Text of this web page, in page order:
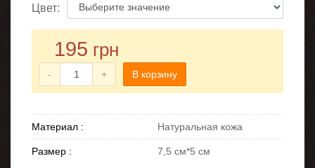
Цвет:
195 грн
- + В корзину
Материал : Натуральная кожа
Размер : 7,5 см*5 см